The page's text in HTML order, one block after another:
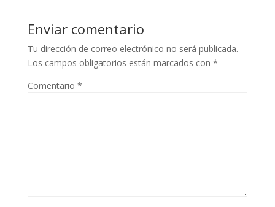
Enviar comentario
Tu dirección de correo electrónico no será publicada.
Los campos obligatorios están marcados con *
Comentario *